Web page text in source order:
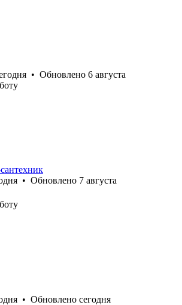
• Обновлено 6 августа
• Обновлено 7 августа
• Обновлено сегодня